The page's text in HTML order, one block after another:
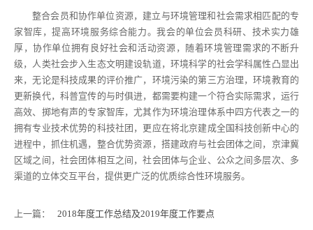
整合会员和协作单位资源，建立与环境管理和社会需求相匹配的专
家智库，提高环境服务综合能力。我会的单位会员科研、技术实力雄
厚，协作单位拥有良好社会和活动资源，随着环境管理需求的不断升
级，人类社会步入生态文明建设轨道，环境科学的社会学科属性凸显出
来，无论是科技成果的评价推广，环境污染的第三方治理，环境教育的
更新换代，科普宣传的与时俱进，都需要构建一个符合实际需求，运行
高效、掷地有声的专家智库，尤其作为环境治理体系中四方代表之一的
拥有专业技术优势的科技社团，更应在将北京建成全国科技创新中心的
进程中，抓住机遇，整合优势资源，搭建政府与社会团体之间，京津冀
区域之间，社会团体相互之间，社会团体与企业、公众之间多层次、多
渠道的立体交互平台，提供更广泛的优质综合性环境服务。
上一篇： 2018年度工作总结及2019年度工作要点